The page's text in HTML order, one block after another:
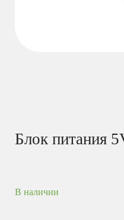
Блок питания
В наличии